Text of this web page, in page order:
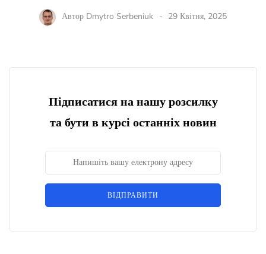
Автор Dmytro Serbeniuk 29 Квітня, 2025
Підписатися на нашу розсилку
та бути в курсі останніх новин
ВІДПРАВИТИ